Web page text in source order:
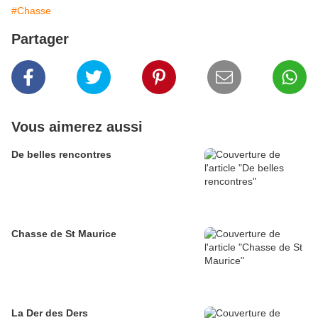
#Chasse
Partager
Vous aimerez aussi
De belles rencontres
Chasse de St Maurice
La Der des Ders